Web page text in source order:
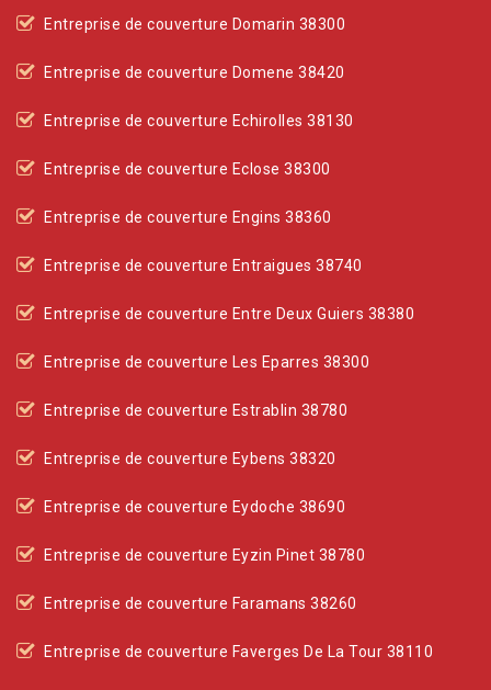
Entreprise de couverture Domarin 38300
Entreprise de couverture Domene 38420
Entreprise de couverture Echirolles 38130
Entreprise de couverture Eclose 38300
Entreprise de couverture Engins 38360
Entreprise de couverture Entraigues 38740
Entreprise de couverture Entre Deux Guiers 38380
Entreprise de couverture Les Eparres 38300
Entreprise de couverture Estrablin 38780
Entreprise de couverture Eybens 38320
Entreprise de couverture Eydoche 38690
Entreprise de couverture Eyzin Pinet 38780
Entreprise de couverture Faramans 38260
Entreprise de couverture Faverges De La Tour 38110